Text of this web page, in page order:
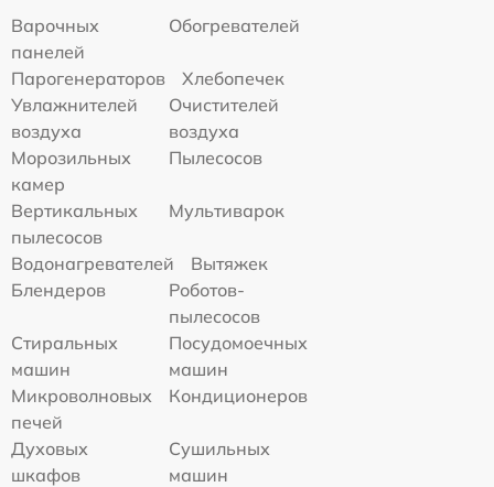
Варочных
панелей
Обогревателей
Парогенераторов
Хлебопечек
Увлажнителей
воздуха
Очистителей
воздуха
Морозильных
камер
Пылесосов
Вертикальных
пылесосов
Мультиварок
Водонагревателей
Вытяжек
Блендеров
Роботов-
пылесосов
Стиральных
машин
Посудомоечных
машин
Микроволновых
печей
Кондиционеров
Духовых
шкафов
Сушильных
машин